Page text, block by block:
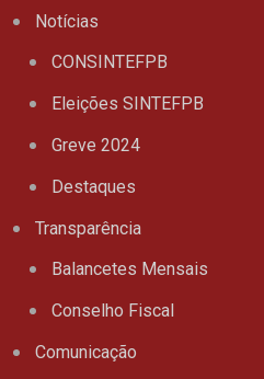
Notícias
CONSINTEFPB
Eleições SINTEFPB
Greve 2024
Destaques
Transparência
Balancetes Mensais
Conselho Fiscal
Comunicação